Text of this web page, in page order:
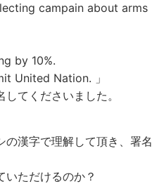
campain about arms
by 10%.
United Nation. 」
てくださいました。
の漢字で理解して頂き、署名
いただけるのか？